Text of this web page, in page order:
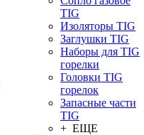
TIG
Изоляторы TIG
Заглушки TIG
Наборы для TIG
горелки
Головки TIG
горелок
Запасные части
TIG
+ ЕЩЕ